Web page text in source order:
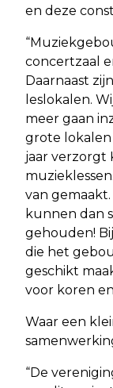
en deze
concertzaal
Daarnaast
leslokalen.
meer gaan
grote lokalen
jaar verzorgt
van
kunnen dan
gehouden!
die het
geschikt
voor koren
Waar een
“De